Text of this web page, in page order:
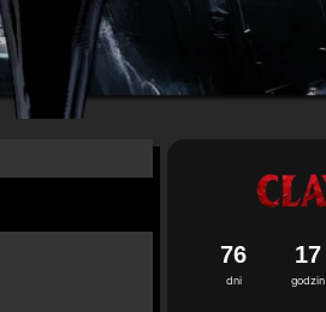
dni
76
godzin
17